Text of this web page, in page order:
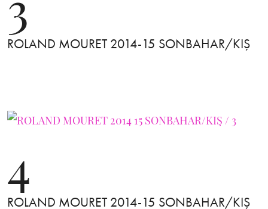
ROLAND MOURET 2014-15 SONBAHAR/KIŞ
4
ROLAND MOURET 2014-15 SONBAHAR/KIŞ